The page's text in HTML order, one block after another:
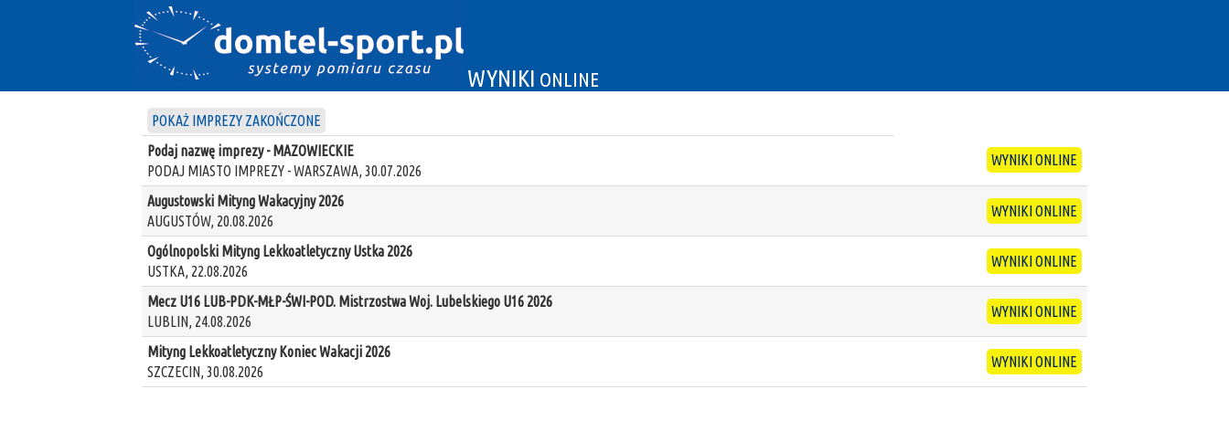
WYNIKI ONLINE
POKAŻ IMPREZY ZAKOŃCZONE
Podaj nazwę imprezy - MAZOWIECKIE
PODAJ MIASTO IMPREZY - WARSZAWA, 30.07.2026
WYNIKI ONLINE
Augustowski Mityng Wakacyjny 2026
AUGUSTÓW, 20.08.2026
WYNIKI ONLINE
Ogólnopolski Mityng Lekkoatletyczny Ustka 2026
USTKA, 22.08.2026
WYNIKI ONLINE
Mecz U16 LUB-PDK-MŁP-ŚWI-POD. Mistrzostwa Woj. Lubelskiego U16 2026
LUBLIN, 24.08.2026
WYNIKI ONLINE
Mityng Lekkoatletyczny Koniec Wakacji 2026
SZCZECIN, 30.08.2026
WYNIKI ONLINE